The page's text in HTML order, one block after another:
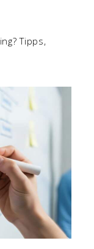
Tipps,